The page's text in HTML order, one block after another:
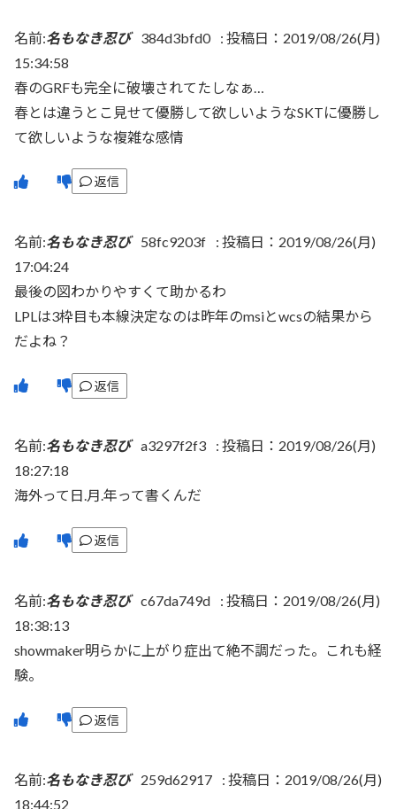
名前:名もなき忍び 384d3bfd0 : 投稿日：2019/08/26(月)
15:34:58
春のGRFも完全に破壊されてたしなぁ…
春とは違うとこ見せて優勝して欲しいようなSKTに優勝し
て欲しいような複雑な感情
返信
名前:名もなき忍び 58fc9203f : 投稿日：2019/08/26(月)
17:04:24
最後の図わかりやすくて助かるわ
LPLは3枠目も本線決定なのは昨年のmsiとwcsの結果から
だよね？
返信
名前:名もなき忍び a3297f2f3 : 投稿日：2019/08/26(月)
18:27:18
海外って日.月.年って書くんだ
返信
名前:名もなき忍び c67da749d : 投稿日：2019/08/26(月)
18:38:13
showmaker明らかに上がり症出て絶不調だった。これも経
験。
返信
名前:名もなき忍び 259d62917 : 投稿日：2019/08/26(月)
18:44:52